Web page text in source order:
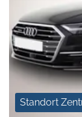
Standort